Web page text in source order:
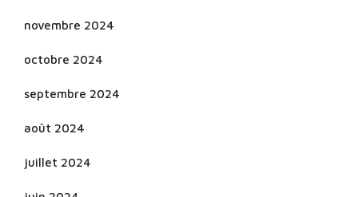
novembre 2024
octobre 2024
septembre 2024
août 2024
juillet 2024